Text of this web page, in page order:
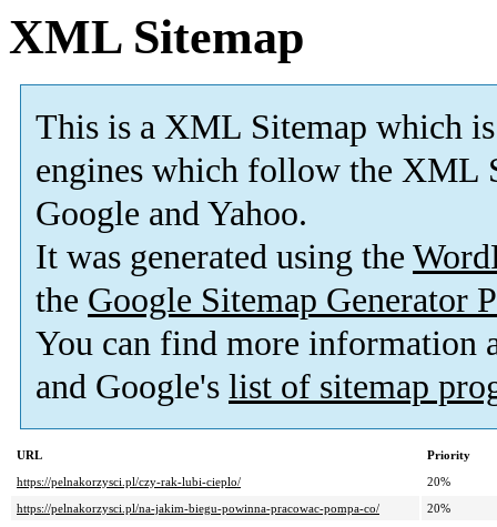
XML Sitemap
This is a XML Sitemap which is
engines which follow the XML
Google and Yahoo.
It was generated using the
the Google Sitemap Generator
You can find more information
and Google's list of sitemap
URL
Priority
https://pelnakorzysci.pl/czy-rak-lubi-cieplo/
20%
https://pelnakorzysci.pl/na-jakim-biegu-powinna-pracowac-pompa-co/
20%